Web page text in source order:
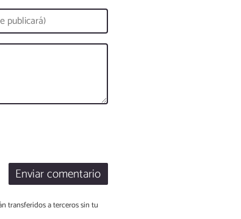
Enviar comentario
transferidos a terceros sin tu